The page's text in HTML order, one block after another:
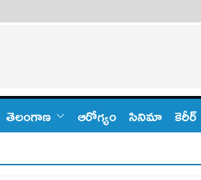
తెలంగాణ‌ ఆరోగ్యం సినిమా కెరీర్